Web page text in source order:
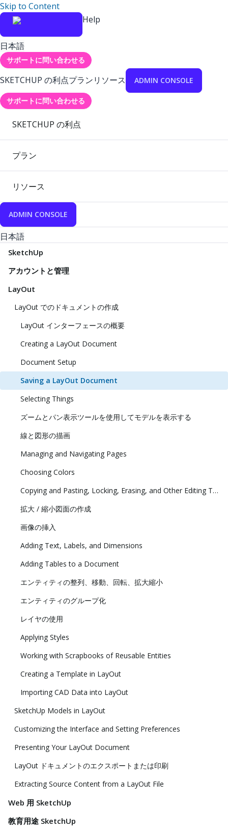
Skip to Content
Help
日本語
サポートに問い合わせる
SKETCHUP の利点プランリソース ADMIN CONSOLE
サポートに問い合わせる
SKETCHUP の利点
プラン
リソース
ADMIN CONSOLE
日本語
SketchUp
アカウントと管理
LayOut
LayOut でのドキュメントの作成
LayOut インターフェースの概要
Creating a LayOut Document
Document Setup
Saving a LayOut Document
Selecting Things
ズームとパン表示ツールを使用してモデルを表示する
線と図形の描画
Managing and Navigating Pages
Choosing Colors
Copying and Pasting, Locking, Erasing, and Other Editing Tasks
拡大 / 縮小図面の作成
画像の挿入
Adding Text, Labels, and Dimensions
Adding Tables to a Document
エンティティの整列、移動、回転、拡大縮小
エンティティのグループ化
レイヤの使用
Applying Styles
Working with Scrapbooks of Reusable Entities
Creating a Template in LayOut
Importing CAD Data into LayOut
SketchUp Models in LayOut
Customizing the Interface and Setting Preferences
Presenting Your LayOut Document
LayOut ドキュメントのエクスポートまたは印刷
Extracting Source Content from a LayOut File
Web 用 SketchUp
教育用途 SketchUp